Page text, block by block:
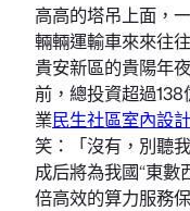
高高的塔吊上面，
輛輛運輸車來來往
貴安新區的貴陽年
前，總投資超過138
業民生社區室內設計
笑：「沒有，別聽
成后將為我國“東數
倍高效的算力服務